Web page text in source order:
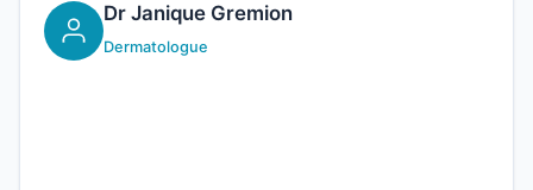
Dr Janique Gremion
Dermatologue